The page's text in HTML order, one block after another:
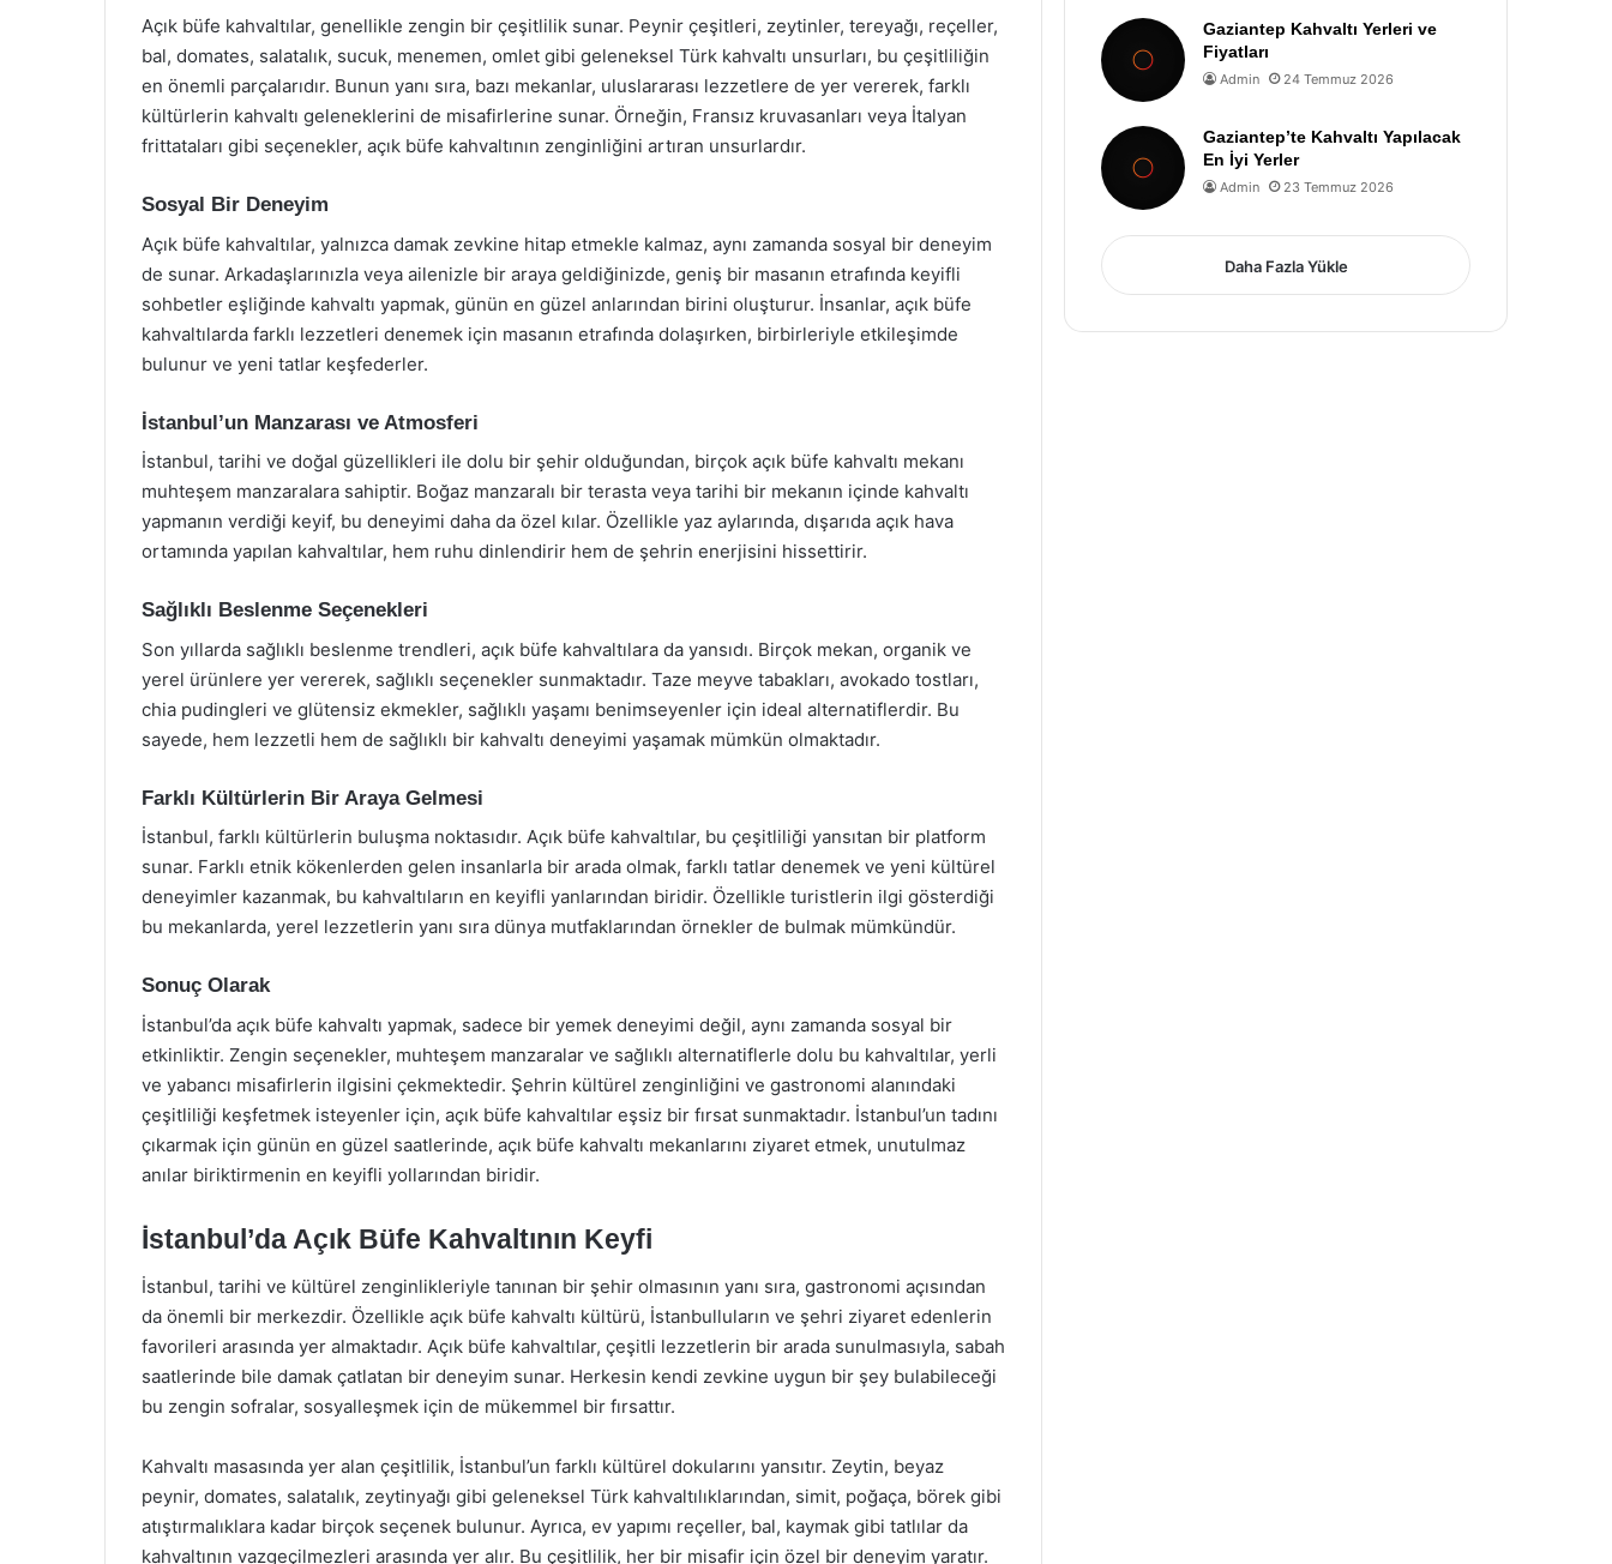
Açık büfe kahvaltılar, genellikle zengin bir çeşitlilik sunar. Peynir çeşitleri, zeytinler, tereyağı, reçeller,
bal, domates, salatalık, sucuk, menemen, omlet gibi geleneksel Türk kahvaltı unsurları, bu çeşitliliğin
en önemli parçalarıdır. Bunun yanı sıra, bazı mekanlar, uluslararası lezzetlere de yer vererek, farklı
kültürlerin kahvaltı geleneklerini de misafirlerine sunar. Örneğin, Fransız kruvasanları veya İtalyan
frittataları gibi seçenekler, açık büfe kahvaltının zenginliğini artıran unsurlardır.
Sosyal Bir Deneyim
Açık büfe kahvaltılar, yalnızca damak zevkine hitap etmekle kalmaz, aynı zamanda sosyal bir deneyim
de sunar. Arkadaşlarınızla veya ailenizle bir araya geldiğinizde, geniş bir masanın etrafında keyifli
sohbetler eşliğinde kahvaltı yapmak, günün en güzel anlarından birini oluşturur. İnsanlar, açık büfe
kahvaltılarda farklı lezzetleri denemek için masanın etrafında dolaşırken, birbirleriyle etkileşimde
bulunur ve yeni tatlar keşfederler.
İstanbul’un Manzarası ve Atmosferi
İstanbul, tarihi ve doğal güzellikleri ile dolu bir şehir olduğundan, birçok açık büfe kahvaltı mekanı
muhteşem manzaralara sahiptir. Boğaz manzaralı bir terasta veya tarihi bir mekanın içinde kahvaltı
yapmanın verdiği keyif, bu deneyimi daha da özel kılar. Özellikle yaz aylarında, dışarıda açık hava
ortamında yapılan kahvaltılar, hem ruhu dinlendirir hem de şehrin enerjisini hissettirir.
Sağlıklı Beslenme Seçenekleri
Son yıllarda sağlıklı beslenme trendleri, açık büfe kahvaltılara da yansıdı. Birçok mekan, organik ve
yerel ürünlere yer vererek, sağlıklı seçenekler sunmaktadır. Taze meyve tabakları, avokado tostları,
chia pudingleri ve glütensiz ekmekler, sağlıklı yaşamı benimseyenler için ideal alternatiflerdir. Bu
sayede, hem lezzetli hem de sağlıklı bir kahvaltı deneyimi yaşamak mümkün olmaktadır.
Farklı Kültürlerin Bir Araya Gelmesi
İstanbul, farklı kültürlerin buluşma noktasıdır. Açık büfe kahvaltılar, bu çeşitliliği yansıtan bir platform
sunar. Farklı etnik kökenlerden gelen insanlarla bir arada olmak, farklı tatlar denemek ve yeni kültürel
deneyimler kazanmak, bu kahvaltıların en keyifli yanlarından biridir. Özellikle turistlerin ilgi gösterdiği
bu mekanlarda, yerel lezzetlerin yanı sıra dünya mutfaklarından örnekler de bulmak mümkündür.
Sonuç Olarak
İstanbul’da açık büfe kahvaltı yapmak, sadece bir yemek deneyimi değil, aynı zamanda sosyal bir
etkinliktir. Zengin seçenekler, muhteşem manzaralar ve sağlıklı alternatiflerle dolu bu kahvaltılar, yerli
ve yabancı misafirlerin ilgisini çekmektedir. Şehrin kültürel zenginliğini ve gastronomi alanındaki
çeşitliliği keşfetmek isteyenler için, açık büfe kahvaltılar eşsiz bir fırsat sunmaktadır. İstanbul’un tadını
çıkarmak için günün en güzel saatlerinde, açık büfe kahvaltı mekanlarını ziyaret etmek, unutulmaz
anılar biriktirmenin en keyifli yollarından biridir.
İstanbul’da Açık Büfe Kahvaltının Keyfi
İstanbul, tarihi ve kültürel zenginlikleriyle tanınan bir şehir olmasının yanı sıra, gastronomi açısından
da önemli bir merkezdir. Özellikle açık büfe kahvaltı kültürü, İstanbulluların ve şehri ziyaret edenlerin
favorileri arasında yer almaktadır. Açık büfe kahvaltılar, çeşitli lezzetlerin bir arada sunulmasıyla, sabah
saatlerinde bile damak çatlatan bir deneyim sunar. Herkesin kendi zevkine uygun bir şey bulabileceği
bu zengin sofralar, sosyalleşmek için de mükemmel bir fırsattır.
Kahvaltı masasında yer alan çeşitlilik, İstanbul’un farklı kültürel dokularını yansıtır. Zeytin, beyaz
peynir, domates, salatalık, zeytinyağı gibi geleneksel Türk kahvaltılıklarından, simit, poğaça, börek gibi
atıştırmalıklara kadar birçok seçenek bulunur. Ayrıca, ev yapımı reçeller, bal, kaymak gibi tatlılar da
kahvaltının vazgeçilmezleri arasında yer alır. Bu çeşitlilik, her bir misafir için özel bir deneyim yaratır.
Gaziantep Kahvaltı Yerleri ve
Fiyatları
Admin 24 Temmuz 2026
Gaziantep’te Kahvaltı Yapılacak
En İyi Yerler
Admin 23 Temmuz 2026
Daha Fazla Yükle